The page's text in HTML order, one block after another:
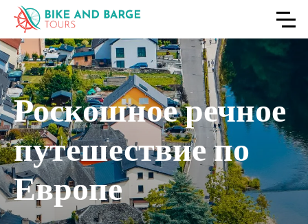
Роскошное речное
путешествие по
Европе